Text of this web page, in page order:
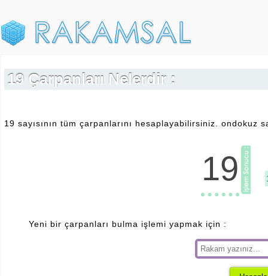
19 Çarpanları Nelerdir :
19 sayısının tüm çarpanlarını hesaplayabilirsiniz. ondokuz
19
Yeni bir çarpanları bulma işlemi yapmak için :